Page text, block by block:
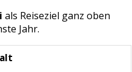
als Reiseziel ganz oben
Jahr.